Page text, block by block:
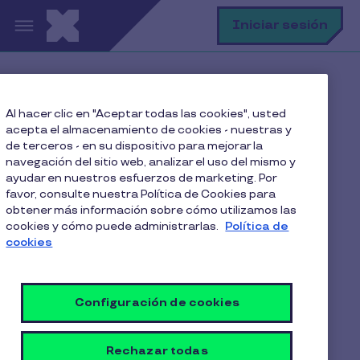
Pasar al contenido principal Iniciar sesión
Reducción de la Jornada Laboral
Qué cambios laborales vienen en Chile a menos de un
mes del cambio de Gobierno y cómo prepararse
estratégicamente
Qué cambios laborales
vienen en Chile a menos
de un mes del cambio de
Gobierno y cómo
Al hacer clic en "Aceptar todas las cookies", usted
acepta el almacenamiento de cookies - nuestras y
de terceros - en su dispositivo para mejorar la
navegación del sitio web, analizar el uso del mismo y
ayudar en nuestros esfuerzos de marketing. Por
favor, consulte nuestra Política de Cookies para
obtener más información sobre cómo utilizamos las
cookies y cómo puede administrarlas. Política de
cookies
Configuración de cookies
Rechazar todas